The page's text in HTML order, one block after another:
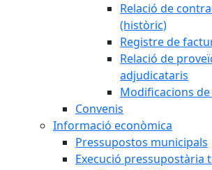
Relació de
(històric)
Registre de
Relació de
adjudicataris
Modificacions
Convenis
Informació econòmica
Pressupostos municipals
Execució pressupostària